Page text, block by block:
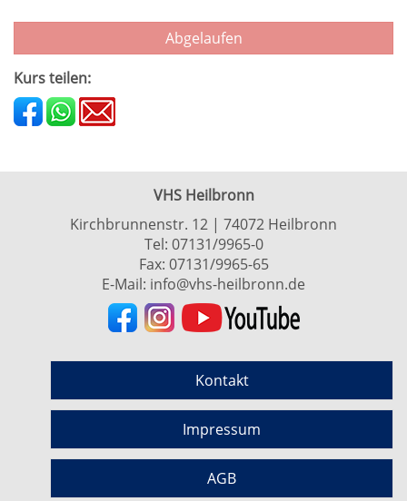
Abgelaufen
Kurs teilen:
VHS Heilbronn
Kirchbrunnenstr. 12 | 74072 Heilbronn
Tel: 07131/9965-0
Fax: 07131/9965-65
E-Mail: info@vhs-heilbronn.de
Kontakt
Impressum
AGB